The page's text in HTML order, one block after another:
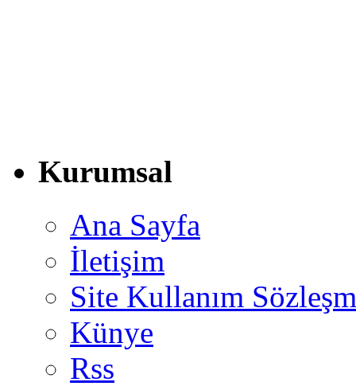
Kurumsal
Ana Sayfa
İletişim
Site Kullanım
Künye
Rss